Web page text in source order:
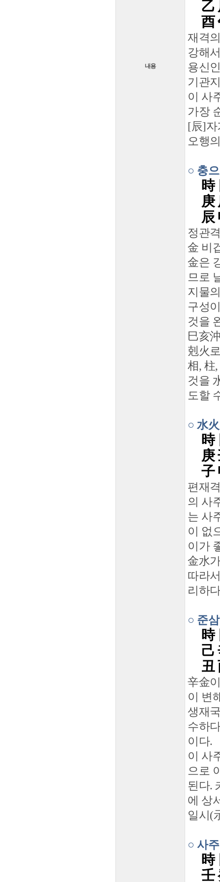
내용
乙
酉
재격
강해
용신
기관
이 사
가장
[辰]자
오행
○ 충
時
庚
辰
정관
金 비
金은
므로
지물
구성
것을
巳亥
剋火
相, 柱
것을
도할
○ 水
時
庚
子
편재
의 사
는 사
이 없
이가
金水
따라
리하
○ 준
時
己
丑
辛金
이 변
생재
수하
이다.
이 사
으로
된다.
에 상
일시(
○ 사
時
壬